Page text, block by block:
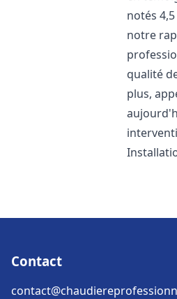
notés
notre
qualité
plus,
Contact